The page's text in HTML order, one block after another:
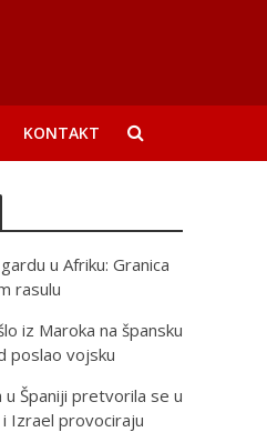
KONTAKT
u Afriku: Granica
rasulu
iz Maroka na špansku
poslao vojsku
u Španiji pretvorila se u
Izrael provociraju